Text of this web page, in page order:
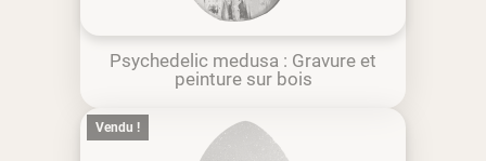
Psychedelic medusa : Gravure et
peinture sur bois
Vendu !